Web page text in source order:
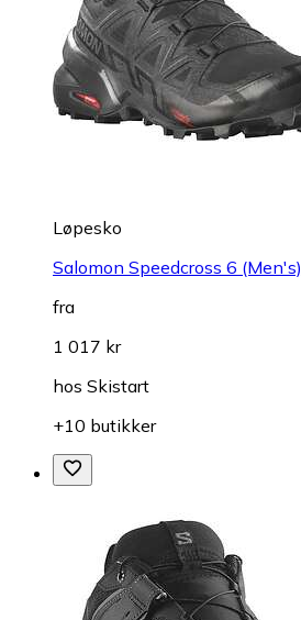
Løpesko
Salomon Speedcross 6 (Men's)
fra
1 017 kr
hos Skistart
+10 butikker